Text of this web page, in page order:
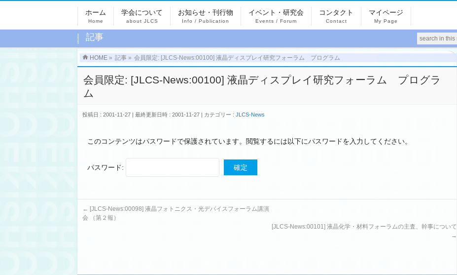
ホーム
Home
学会について
about JLCS
お知らせ・刊行物
Info / Publication
イベント・研究会
Events / Forum
コンタクト
Contact
マイページ
My Page
記事
HOME » 記事 » 会員限定: [JLCS-News:00100] 液晶ディスプレイ研究フォーラム プログラム
会員限定: [JLCS-News:00100] 液晶ディスプレイ研究フォーラム プログラ
ム
投稿日 : 2001-11-27 最終更新日時 : 2001-11-27 カテゴリー : JLCS-News
このコンテンツはパスワードで保護されています。閲覧するには以下にパスワードを入力してください。
パスワード:
← [JLCS-News:00098] 液晶フォトニクス・光デバイスフォーラム講演
会 （第２報）
[JLCS-News:00101] 液晶化学・材料フォーラムの主査、幹事について
→